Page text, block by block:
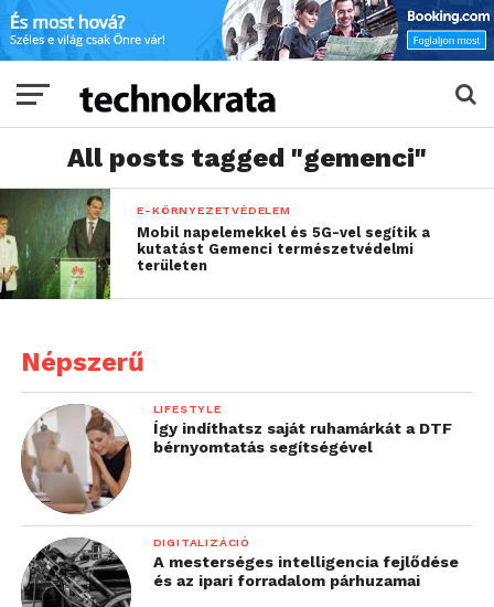
All posts tagged "gemenci"
E-KÖRNYEZETVÉDELEM
Mobil napelemekkel és 5G-vel segítik a
kutatást Gemenci természetvédelmi
területen
Népszerű
LIFESTYLE
Így indíthatsz saját ruhamárkát a DTF
bérnyomtatás segítségével
DIGITALIZÁCIÓ
A mesterséges intelligencia fejlődése
és az ipari forradalom párhuzamai